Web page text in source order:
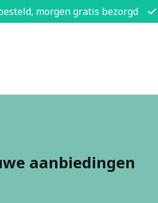
morgen gratis bezorgd
aanbiedingen